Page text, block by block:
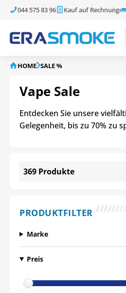
044 575 83 96 Kauf auf Rechnung
HOME SALE %
Vape Sale
Entdecken Sie unsere
Gelegenheit, bis zu 70% zu
369 Produkte
PRODUKTFILTER
Marke
Preis